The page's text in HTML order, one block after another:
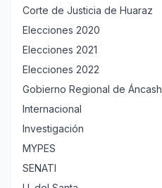
Corte de Justicia de Huaraz
Elecciones 2020
Elecciones 2021
Elecciones 2022
Gobierno Regional de Áncash
Internacional
Investigación
MYPES
SENATI